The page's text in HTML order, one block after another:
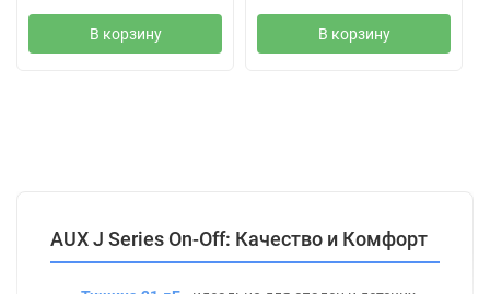
В корзину В корзину
AUX J Series On-Off: Качество и Комфорт